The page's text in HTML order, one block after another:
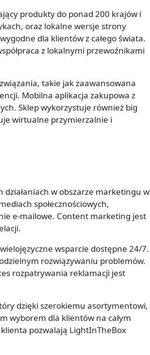
produkty do ponad 200 krajów i
oraz lokalne wersje strony
dla klientów z całego świata.
z lokalnymi przewoźnikami
takie jak zaawansowana
Mobilna aplikacja zakupowa z
Sklep wykorzystuje również big
wirtualne przymierzalnie i
w obszarze marketingu w
społecznościowych,
e-mailowe. Content marketing jest
wsparcie dostępne 24/7.
rozwiązywaniu problemów.
rozpatrywania reklamacji jest
dzięki szerokiemu asortymentowi,
wyborem dla klientów na całym
pozwalają LightInTheBox